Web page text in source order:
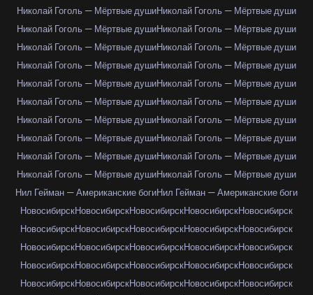
Николай Гоголь — Мёртвые душиНиколай Гоголь — Мёртвые души
Николай Гоголь — Мёртвые душиНиколай Гоголь — Мёртвые души
Николай Гоголь — Мёртвые душиНиколай Гоголь — Мёртвые души
Николай Гоголь — Мёртвые душиНиколай Гоголь — Мёртвые души
Николай Гоголь — Мёртвые душиНиколай Гоголь — Мёртвые души
Николай Гоголь — Мёртвые душиНиколай Гоголь — Мёртвые души
Николай Гоголь — Мёртвые душиНиколай Гоголь — Мёртвые души
Николай Гоголь — Мёртвые душиНиколай Гоголь — Мёртвые души
Николай Гоголь — Мёртвые душиНиколай Гоголь — Мёртвые души
Николай Гоголь — Мёртвые душиНиколай Гоголь — Мёртвые души
Нил Гейман — Американские богиНил Гейман — Американские боги
НовосибирскНовосибирскНовосибирскНовосибирскНовосибирск
НовосибирскНовосибирскНовосибирскНовосибирскНовосибирск
НовосибирскНовосибирскНовосибирскНовосибирскНовосибирск
НовосибирскНовосибирскНовосибирскНовосибирскНовосибирск
НовосибирскНовосибирскНовосибирскНовосибирскНовосибирск